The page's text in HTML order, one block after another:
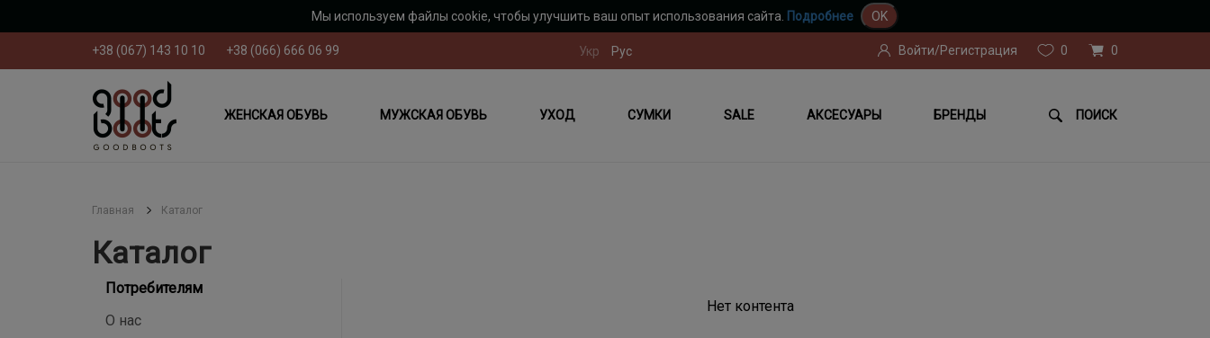
Мы используем файлы cookie, чтобы улучшить ваш опыт использования сайта. Подробнее OK
+38 (067) 143 10 10 +38 (066) 666 06 99 Укр Рус Войти/Регистрация 0 0
ЖЕНСКАЯ ОБУВЬ МУЖСКАЯ ОБУВЬ УХОД СУМКИ SALE АКСЕСУАРЫ БРЕНДЫ ПОИСК
Главная Каталог
Каталог
Потребителям
О нас
Нет контента